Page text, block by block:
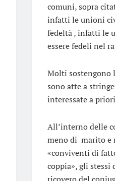
comuni, sopra
infatti le unioni
fedeltà , infatti le
essere fedeli nel
Molti sostengono
sono atte a
interessate a
All’interno delle
meno di marito e
«conviventi di
coppia», gli